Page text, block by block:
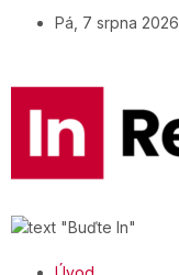
Pá, 7 srpna 2026